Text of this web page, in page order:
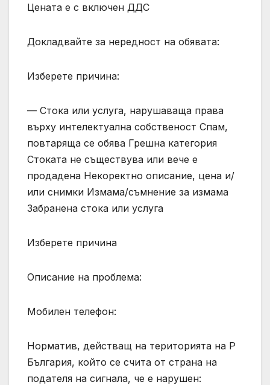
Цената е с включен ДДС
Докладвайте за нередност на обявата:
Изберете причина:
— Стока или услуга, нарушаваща права
върху интелектуална собственост Спам,
повтаряща се обява Грешна категория
Стоката не съществува или вече е
продадена Некоректно описание, цена и/
или снимки Измама/съмнение за измама
Забранена стока или услуга
Изберете причина
Описание на проблема:
Мобилен телефон:
Норматив, действащ на територията на Р
България, който се счита от страна на
подателя на сигнала, че е нарушен: